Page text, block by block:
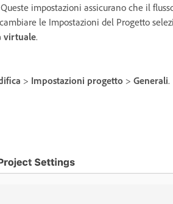
impostazioni assicurano che il
le Impostazioni del Progetto
virtuale.
> Impostazioni progetto > Generali.